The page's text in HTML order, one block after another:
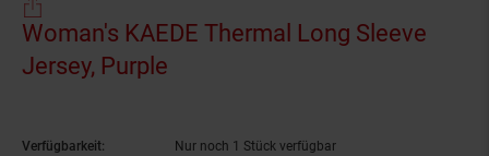
Woman's KAEDE Thermal Long Sleeve
Jersey, Purple
Verfügbarkeit:
Nur noch 1 Stück verfügbar